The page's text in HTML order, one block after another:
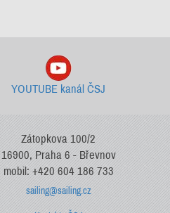
YOUTUBE kanál ČSJ
Zátopkova 100/2
16900, Praha 6 - Břevnov
mobil: +420 604 186 733
sailing@sailing.cz